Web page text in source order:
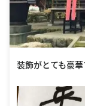
装飾がとても豪華